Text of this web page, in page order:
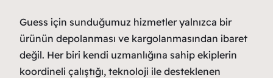
Guess için sunduğumuz hizmetler yalnızca bir
ürünün depolanması ve kargolanmasından ibaret
değil. Her biri kendi uzmanlığına sahip ekiplerin
koordineli çalıştığı, teknoloji ile desteklenen